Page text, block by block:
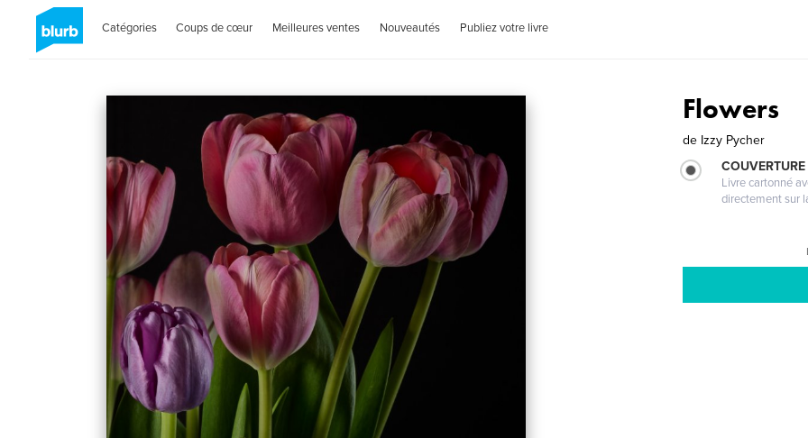
Catégories Coups de cœur Meilleures ventes Nouveautés Publiez votre livre
Flowers
de Izzy Pycher
Livre cartonné
directement sur